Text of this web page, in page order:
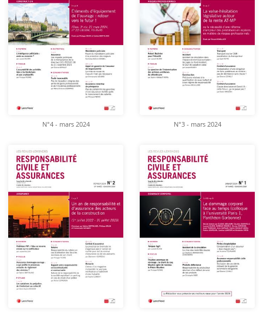
N°4 - mars 2024 N°3 - mars 2024